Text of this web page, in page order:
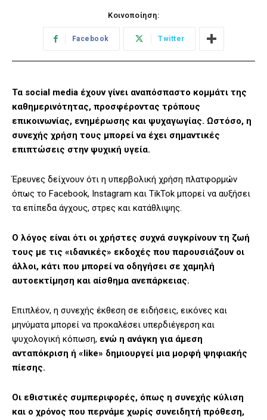
Κοινοποίηση:
Facebook Twitter
Τα social media έχουν γίνει αναπόσπαστο κομμάτι της
καθημερινότητας, προσφέροντας τρόπους
επικοινωνίας, ενημέρωσης και ψυχαγωγίας. Ωστόσο, η
συνεχής χρήση τους μπορεί να έχει σημαντικές
επιπτώσεις στην ψυχική υγεία.
Έρευνες δείχνουν ότι η υπερβολική χρήση πλατφορμών
όπως το Facebook, Instagram και TikTok μπορεί να αυξήσει
τα επίπεδα άγχους, στρες και κατάθλιψης.
Ο λόγος είναι ότι οι χρήστες συχνά συγκρίνουν τη ζωή
τους με τις «ιδανικές» εκδοχές που παρουσιάζουν οι
άλλοι, κάτι που μπορεί να οδηγήσει σε χαμηλή
αυτοεκτίμηση και αίσθημα ανεπάρκειας.
Επιπλέον, η συνεχής έκθεση σε ειδήσεις, εικόνες και
μηνύματα μπορεί να προκαλέσει υπερδιέγερση και
ψυχολογική κόπωση, ενώ η ανάγκη για άμεση
ανταπόκριση ή «like» δημιουργεί μια μορφή ψηφιακής
πίεσης.
Οι εθιστικές συμπεριφορές, όπως η συνεχής κύλιση
και ο χρόνος που περνάμε χωρίς συνειδητή πρόθεση,